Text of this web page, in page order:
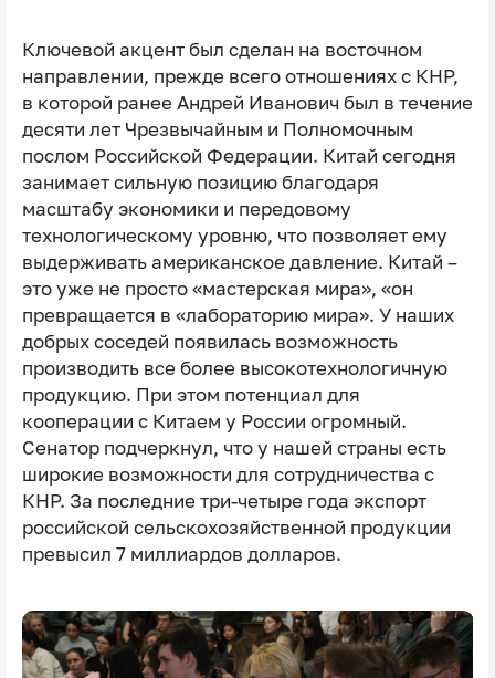
Ключевой акцент был сделан на восточном
направлении, прежде всего отношениях с КНР,
в которой ранее Андрей Иванович был в течение
десяти лет Чрезвычайным и Полномочным
послом Российской Федерации. Китай сегодня
занимает сильную позицию благодаря
масштабу экономики и передовому
технологическому уровню, что позволяет ему
выдерживать американское давление. Китай –
это уже не просто «мастерская мира», «он
превращается в «лабораторию мира». У наших
добрых соседей появилась возможность
производить все более высокотехнологичную
продукцию. При этом потенциал для
кооперации с Китаем у России огромный.
Сенатор подчеркнул, что у нашей страны есть
широкие возможности для сотрудничества с
КНР. За последние три-четыре года экспорт
российской сельскохозяйственной продукции
превысил 7 миллиардов долларов.